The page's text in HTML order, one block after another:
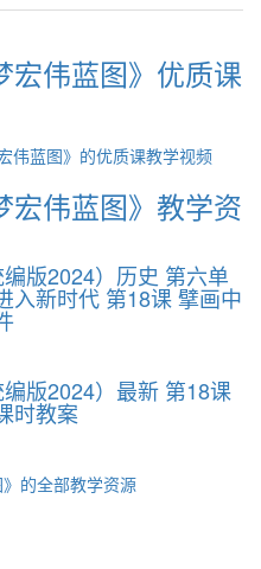
宏伟蓝图》优质课
伟蓝图》的优质课教学视频
宏伟蓝图》教学资
版2024）历史 第六单
入新时代 第18课 擘画中
版2024）最新 第18课
时教案
的全部教学资源